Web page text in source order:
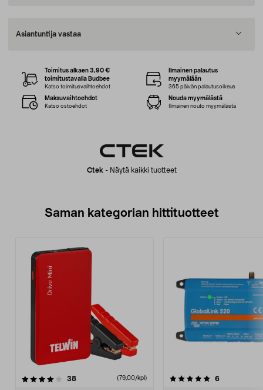
Asiantuntija vastaa
Ctek- Näytä kaikki tuotteet
Toimitus alkaen 3,90 €
toimitustavalla Budbee
Katso toimitusvaihtoehdot
Ilmainen palautus
myymälään
365 päivän palautusoikeus
Maksuvaihtoehdot
Katso ostoehdot
Nouda myymälästä
Ilmainen nouto myymälästä
Saman kategorian hittituotteet
38arvostelut (79,00/kpl)
5.0 viidestä
6arvostelut
4.5 viidestä